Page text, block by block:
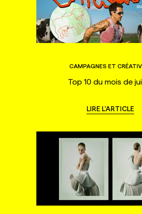
CAMPAGNES ET
Top 10 du mois de
LIRE L'ARTICLE